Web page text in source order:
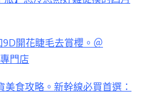
9D開花睫毛去賞櫻。＠
門店
食攻略。新幹線必買首選：